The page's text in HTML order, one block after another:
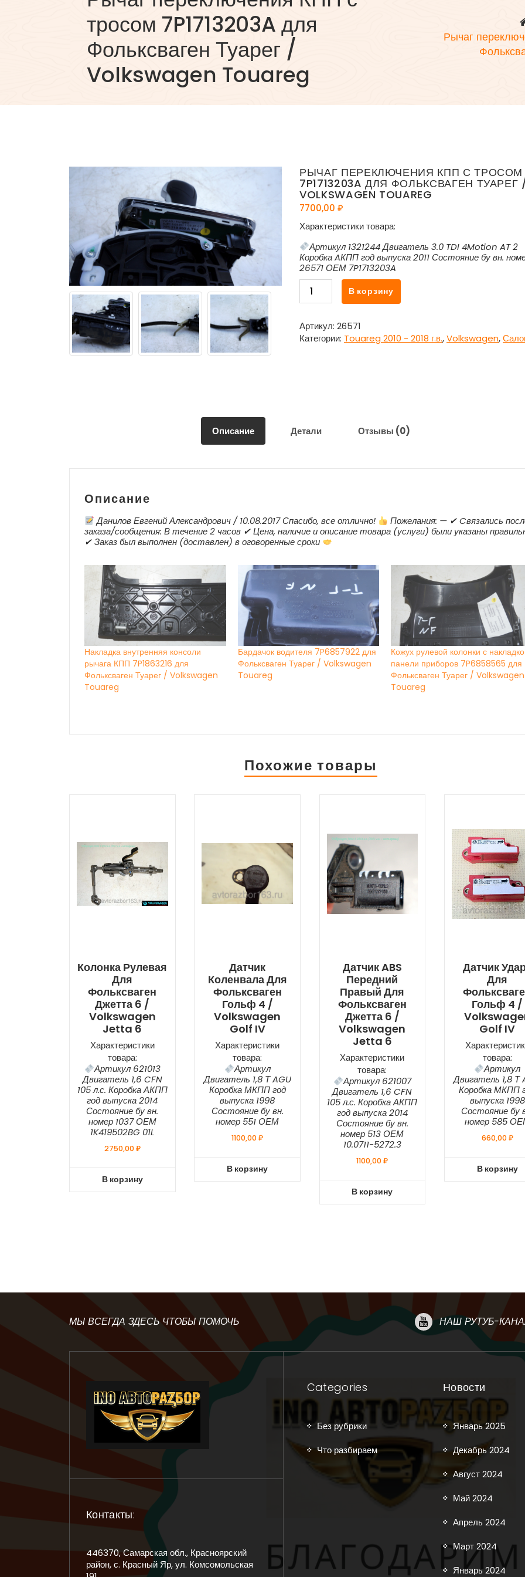
тросом 7P1713203A для
Фольксваген Туарег /
Volkswagen Touareg
Рычаг
РЫЧАГ ПЕРЕКЛЮЧЕНИЯ КПП С ТРОСОМ
7P1713203A ДЛЯ ФОЛЬКСВАГЕН ТУАРЕГ
VOLKSWAGEN TOUAREG
7700,00 ₽
Характеристики товара:
Артикул 1321244 Двигатель 3.0 TDI 4Motion AT 2
Коробка AКПП год выпуска 2011 Состояние бу вн.
26571 ОЕМ 7P1713203A
Количество
товара
переключения
КПП
Volkswagen
В корзину
Артикул: 26571
Категории: Touareg 2010 - 2018 г.в.,Volkswagen,
Описание Детали Отзывы (0)
Описание
Данилов Евгений Александрович / 10.08.2017 Спасибо, все отлично!
Пожелания: — ✔ Cвязались
заказа/сообщения: В течение 2 часов ✔ Цена, наличие и описание товара (услуги) были указаны
✔ Заказ был выполнен (доставлен) в оговоренные сроки
Накладка внутренняя консоли
рычага КПП 7P1863216 для
Фольксваген Туарег / Volkswagen
Touareg
Бардачок водителя 7P6857922 для
Фольксваген Туарег / Volkswagen
Touareg
Кожух рулевой колонки с
панели приборов 7P6858565 для
Фольксваген Туарег / Volkswagen
Touareg
Похожие товары
Колонка Рулевая
Для
Фольксваген
Джетта 6 /
Volkswagen
Jetta 6
Характеристики
товара:
Артикул 621013
Двигатель 1,6 CFN
105 л.с. Коробка АКПП
год выпуска 2014
Состояние бу вн.
номер 1037 ОЕМ
1K419502BG 01L
2750,00₽
В корзину
Датчик
Коленвала Для
Фольксваген
Гольф 4 /
Volkswagen
Golf IV
Характеристики
товара:
Артикул
Двигатель 1,8 Т AGU
Коробка МКПП год
выпуска 1998
Состояние бу вн.
номер 551 ОЕМ
1100,00₽
В корзину
Датчик ABS
Передний
Правый Для
Фольксваген
Джетта 6 /
Volkswagen
Jetta 6
Характеристики
товара:
Артикул 621007
Двигатель 1,6 CFN
105 л.с. Коробка АКПП
год выпуска 2014
Состояние бу вн.
номер 513 ОЕМ
10.0711-5272.3
1100,00₽
В корзину
Датчик
Для
Гольф 4 /
Golf IV
товара:
Артикул
Двигатель 1,8 Т
Коробка МКПП
выпуска 1998
Состояние бу
номер 585
660,00₽
В корзину
МЫ ВСЕГДА ЗДЕСЬ ЧТОБЫ ПОМОЧЬ НАШ РУТУБ-
Контакты:
446370, Самарская обл., Красноярский
район, с. Красный Яр, ул. Комсомольская
Categories
Без рубрики
Что разбираем
Новости
Январь 2025
Декабрь 2024
Август 2024
Май 2024
Апрель 2024
Март 2024
Январь 2024